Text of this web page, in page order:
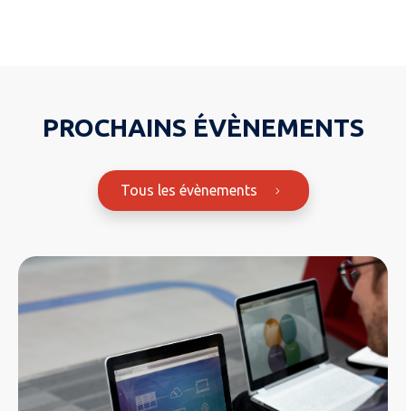
PROCHAINS ÉVÈNEMENTS
Tous les évènements